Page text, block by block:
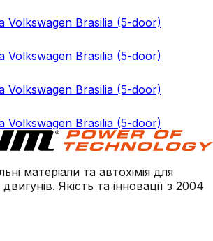
Volkswagen Brasilia (5-door)
Volkswagen Brasilia (5-door)
Volkswagen Brasilia (5-door)
Volkswagen Brasilia (5-door)
матеріали та автохімія для
Якість та інновації з 2004